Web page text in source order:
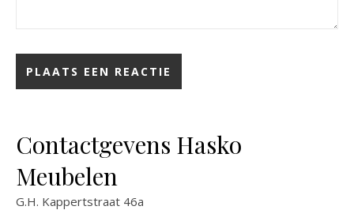
Contactgevens Hasko
Meubelen
G.H. Kappertstraat 46a